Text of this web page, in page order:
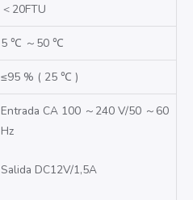
＜ 20FTU
5 ℃ ～ 50 ℃
≤95 % ( 25 ℃ )
Entrada CA 100 ～ 240 V/50 ～ 60
Hz
Salida DC12V/1,5A